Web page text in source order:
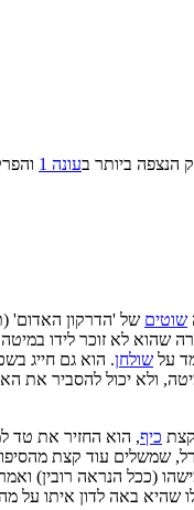
עונה 1
שוטים של 'הדרקון האדום'
שהוא לא זוכר לידו
על שולחן. הוא גם חייג
ולא יכול להסביר את
כיף, הוא החזיר את טד
(ככל הנראה רובין)
שהיא באה לדון איתו על